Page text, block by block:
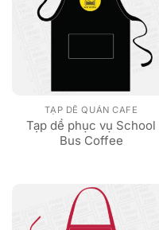
TẠP DỀ QUÁN CAFE
Tạp dề phục vụ School
Bus Coffee